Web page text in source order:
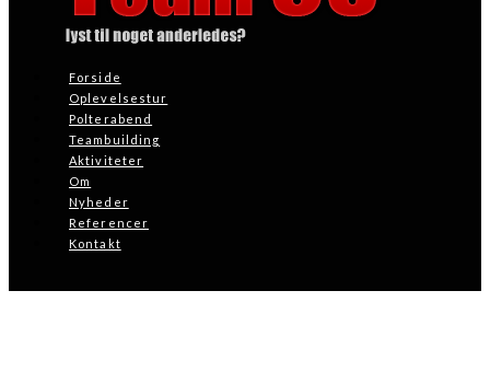
Forside
Oplevelsestur
Polterabend
Teambuilding​
Aktiviteter
Om
Nyheder
Referencer
Kontakt